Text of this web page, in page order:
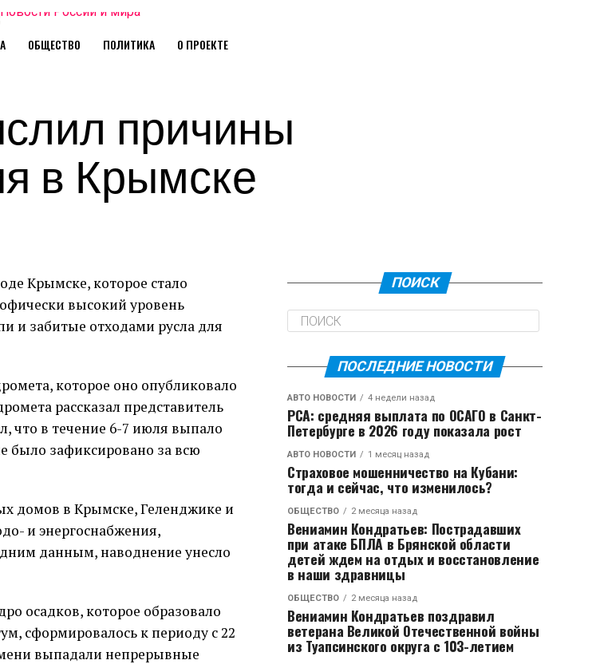
ОБЩЕСТВО ПОЛИТИКА О ПРОЕКТЕ
причины
в Крымске
Крымске, которое стало
высокий уровень
и забитые отходами русла для
которое оно опубликовало
рассказал представитель
что в течение 6-7 июля выпало
было зафиксировано за всю
домов в Крымске, Геленджике и
и энергоснабжения,
данным, наводнение унесло
осадков, которое образовало
сформировалось к периоду с 22
выпадали непрерывные
ПОИСК
ПОСЛЕДНИЕ НОВОСТИ
АВТО НОВОСТИ 4 недели назад
РСА: средняя выплата по ОСАГО в Санкт-
Петербурге в 2026 году показала рост
АВТО НОВОСТИ 1 месяц назад
Страховое мошенничество на Кубани:
тогда и сейчас, что изменилось?
ОБЩЕСТВО 2 месяца назад
Вениамин Кондратьев: Пострадавших
при атаке БПЛА в Брянской области
детей ждем на отдых и восстановление
в наши здравницы
ОБЩЕСТВО 2 месяца назад
Вениамин Кондратьев поздравил
ветерана Великой Отечественной войны
из Туапсинского округа с 103-летием